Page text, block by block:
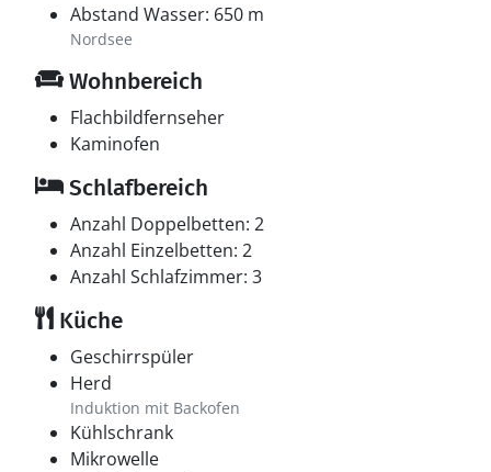
Abstand Wasser: 650 m
Nordsee
Wohnbereich
Flachbildfernseher
Kaminofen
Schlafbereich
Anzahl Doppelbetten: 2
Anzahl Einzelbetten: 2
Anzahl Schlafzimmer: 3
Küche
Geschirrspüler
Herd
Induktion mit Backofen
Kühlschrank
Mikrowelle